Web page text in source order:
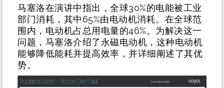
马塞洛在演讲中指出，全球30%的电能被工业
部门消耗，其中65%由电动机消耗。在全球范
围内，电动机占总用电量的46%。为解决这一
问题，马塞洛介绍了永磁电动机，这种电动机
能够降低能耗并提高效率，并详细阐述了其优
势。